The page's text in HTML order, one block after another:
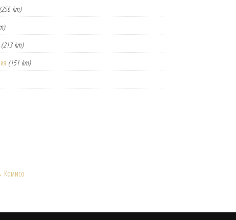
(256 km)
(213 km)
(151 km)
Комисо